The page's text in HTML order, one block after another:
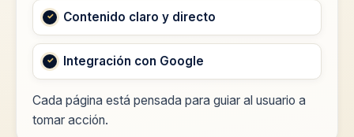
Contenido claro y directo
Integración con Google
Cada página está pensada para guiar al usuario a
tomar acción.